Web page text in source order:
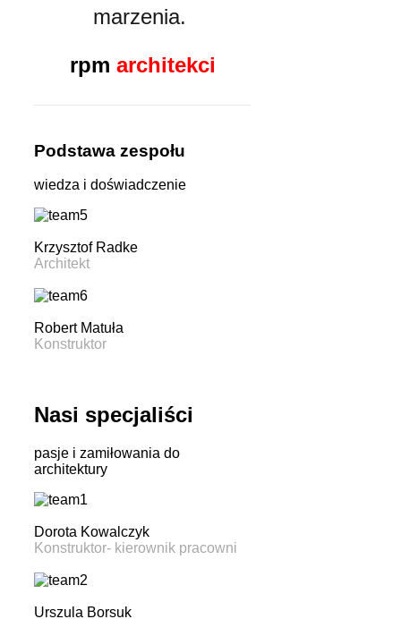
marzenia.
rpm architekci
Podstawa zespołu
wiedza i doświadczenie
Krzysztof Radke
Architekt
Robert Matuła
Konstruktor
Nasi specjaliści
pasje i zamiłowania do
architektury
Dorota Kowalczyk
Konstruktor- kierownik pracowni
Urszula Borsuk